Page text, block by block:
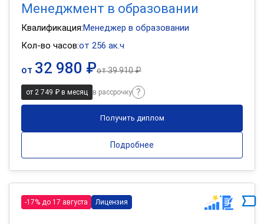
Менеджмент в образовании
Квалификация:Менеджер в образовании
Кол-во часов:от 256 ак.ч
от 32 980 ₽от39 910 ₽
от 2 749 ₽ в месяц в рассрочку
Получить диплом
Подробнее
-17% до 17 августа Лицензия